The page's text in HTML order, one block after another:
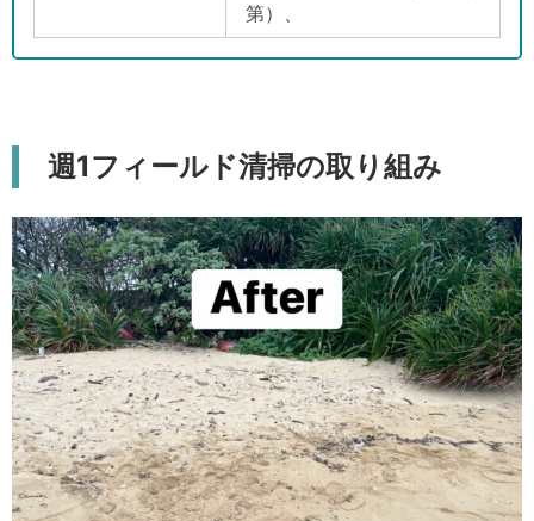
第）、
週1フィールド清掃の取り組み